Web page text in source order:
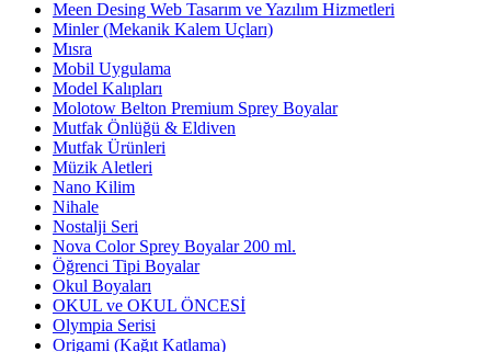
Meen Desing Web Tasarım ve Yazılım Hizmetleri
Minler (Mekanik Kalem Uçları)
Mısra
Mobil Uygulama
Model Kalıpları
Molotow Belton Premium Sprey Boyalar
Mutfak Önlüğü & Eldiven
Mutfak Ürünleri
Müzik Aletleri
Nano Kilim
Nihale
Nostalji Seri
Nova Color Sprey Boyalar 200 ml.
Öğrenci Tipi Boyalar
Okul Boyaları
OKUL ve OKUL ÖNCESİ
Olympia Serisi
Origami (Kağıt Katlama)